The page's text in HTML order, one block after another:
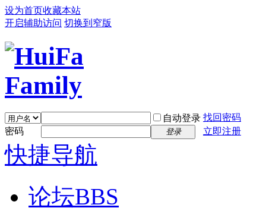
设为首页收藏本站
开启辅助访问 切换到窄版
自动登录 找回密码
密码
登录 立即注册
快捷导航
论坛BBS